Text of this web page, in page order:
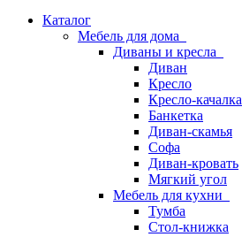
Каталог
Мебель для дома
Диваны и кресла
Диван
Кресло
Кресло-качалка
Банкетка
Диван-скамья
Софа
Диван-кровать
Мягкий угол
Мебель для кухни
Тумба
Стол-книжка